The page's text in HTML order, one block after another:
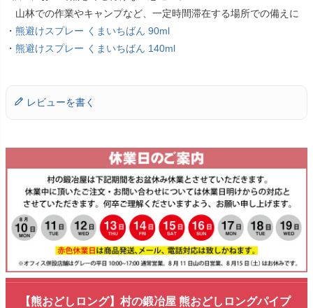
山林での作業やキャンプなど、一定時間滞在する場所での備えに
・ 熊避けスプレー くまいちばん 90ml
・ 熊避けスプレー くまいちばん 140ml
レビューを書く
【熊おどしロング】村の鍛冶屋 熊おどしロングパイプ